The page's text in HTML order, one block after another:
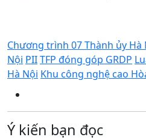
Chương trình 07 Thành ủy Hà
Nội PIITFP đóng góp GRDP
Hà Nội Khu công nghệ cao
Ý kiến bạn đọc